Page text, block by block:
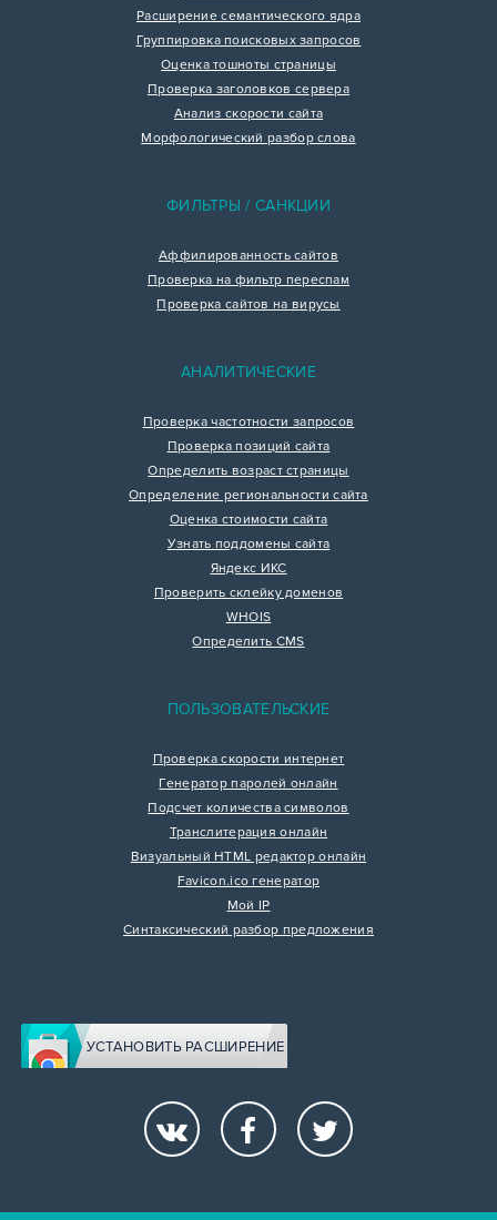
Расширение семантического ядра
Группировка поисковых запросов
Оценка тошноты страницы
Проверка заголовков сервера
Анализ скорости сайта
Морфологический разбор слова
ФИЛЬТРЫ / САНКЦИИ
Аффилированность сайтов
Проверка на фильтр переспам
Проверка сайтов на вирусы
АНАЛИТИЧЕСКИЕ
Проверка частотности запросов
Проверка позиций сайта
Определить возраст страницы
Определение региональности сайта
Оценка стоимости сайта
Узнать поддомены сайта
Яндекс ИКС
Проверить склейку доменов
WHOIS
Определить CMS
ПОЛЬЗОВАТЕЛЬСКИЕ
Проверка скорости интернет
Генератор паролей онлайн
Подсчет количества символов
Транслитерация онлайн
Визуальный HTML редактор онлайн
Favicon.ico генератор
Мой IP
Синтаксический разбор предложения
УСТАНОВИТЬ РАСШИРЕНИЕ